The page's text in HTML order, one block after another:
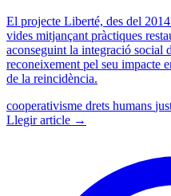
El projecte Liberté, des del
vides mitjançant pràctiques
aconseguint la integració social
reconeixement pel seu impacte
de la reincidència.
cooperativisme drets humans
Llegir article →